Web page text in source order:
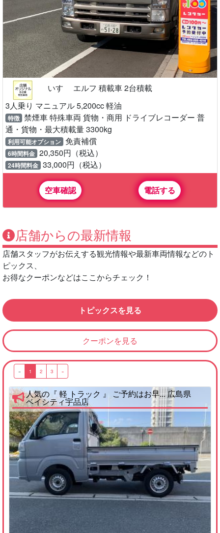
いすゞ エルフ 積載車 2台積載
3人乗り マニュアル 5,200cc 軽油
特徴 禁煙車 特殊車両 貨物・商用 ドライブレコーダー 普
通・貨物・最大積載量 3300kg
利用可能オプション 免責補償
6時間料金 20,350円（税込）
24時間料金 33,000円（税込）
空車確認 電話する
店舗からの最新情報
店舗スタッフがお伝えする観光情報や最新車両情報などのト
ピックス、
お得なクーポンなどはここからチェック！
トピックスを見る
クーポンを見る
« 1 2 3 »
人気の『 軽 トラック 』 ご予約はお早... 広島県
ベイシティ宇品店